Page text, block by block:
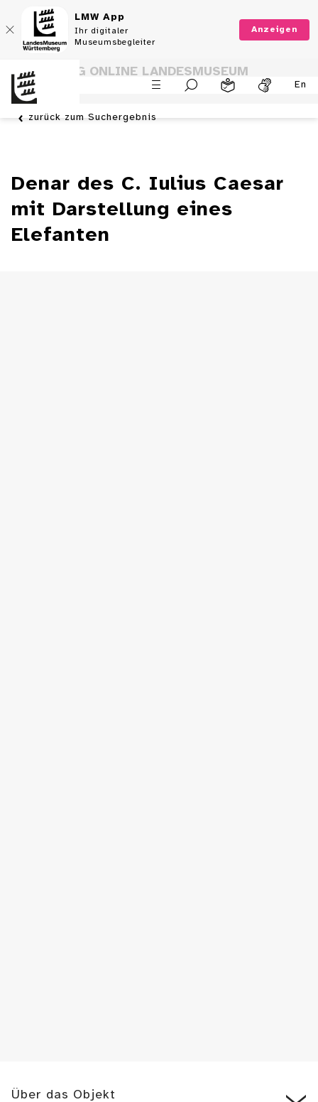
LMW App
Ihr digitaler
Museumsbegleiter
Anzeigen
En
SAMMLUNG ONLINE LANDESMUSEUM
WÜRTTEMBERG
zurück zum Suchergebnis
Denar des C. Iulius Caesar
mit Darstellung eines
Elefanten
Über das Objekt